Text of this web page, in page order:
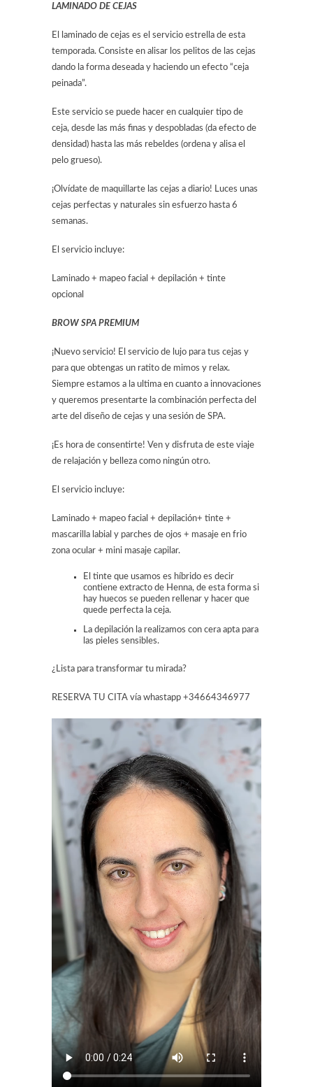
LAMINADO DE CEJAS
El laminado de cejas es el servicio estrella de esta
temporada. Consiste en alisar los pelitos de las cejas
dando la forma deseada y haciendo un efecto “ceja
peinada”.
Este servicio se puede hacer en cualquier tipo de
ceja, desde las más finas y despobladas (da efecto de
densidad) hasta las más rebeldes (ordena y alisa el
pelo grueso).
¡Olvídate de maquillarte las cejas a diario! Luces unas
cejas perfectas y naturales sin esfuerzo hasta 6
semanas.
El servicio incluye:
Laminado + mapeo facial + depilación + tinte
opcional
BROW SPA PREMIUM
¡Nuevo servicio! El servicio de lujo para tus cejas y
para que obtengas un ratito de mimos y relax.
Siempre estamos a la ultima en cuanto a innovaciones
y queremos presentarte la combinación perfecta del
arte del diseño de cejas y una sesión de SPA.
¡Es hora de consentirte! Ven y disfruta de este viaje
de relajación y belleza como ningún otro.
El servicio incluye:
Laminado + mapeo facial + depilación+ tinte +
mascarilla labial y parches de ojos + masaje en frio
zona ocular + mini masaje capilar.
El tinte que usamos es híbrido es decir
contiene extracto de Henna, de esta forma si
hay huecos se pueden rellenar y hacer que
quede perfecta la ceja.
La depilación la realizamos con cera apta para
las pieles sensibles.
¿Lista para transformar tu mirada?
RESERVA TU CITA vía whastapp +34664346977